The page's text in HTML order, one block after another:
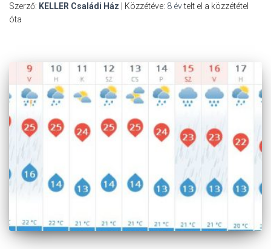
Szerző: KELLER Családi Ház | Közzétéve: 8 évtelt el a közzététel
óta